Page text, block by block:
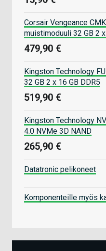
Corsair Vengeance
muistimoduuli 32 GB 2
479,90 €
Kingston Technology
32 GB 2 x 16 GB DDR5
519,90 €
Kingston Technology
4.0 NVMe 3D NAND
265,90 €
Datatronic pelikoneet
Komponenteille myös